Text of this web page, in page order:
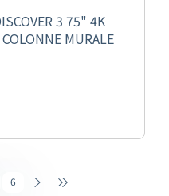
3 75" 4K
MURALE
6